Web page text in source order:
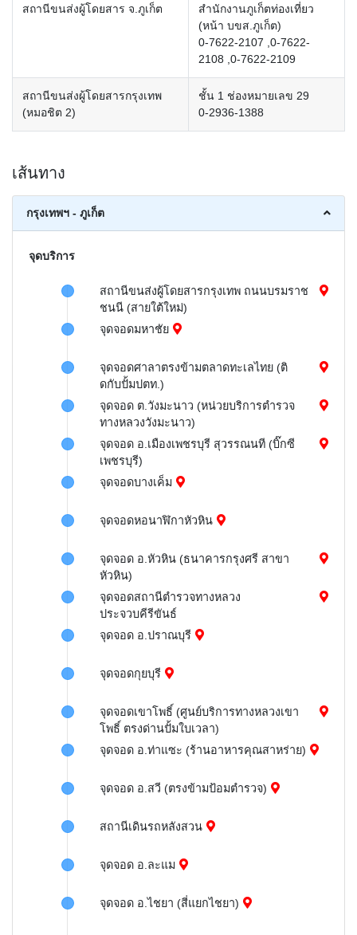
สถานีขนส่งผู้โดยสาร จ.ภูเก็ต
สำนักงานภูเก็ตท่องเที่ยว
(หน้า บขส.ภูเก็ต)
0-7622-2107 ,0-7622-
2108 ,0-7622-2109
สถานีขนส่งผู้โดยสารกรุงเทพ
(หมอชิต 2)
ชั้น 1 ช่องหมายเลข 29
0-2936-1388
เส้นทาง
กรุงเทพฯ - ภูเก็ต
จุดบริการ
สถานีขนส่งผู้โดยสารกรุงเทพ ถนนบรมราช
ชนนี (สายใต้ใหม่)
จุดจอดมหาชัย
จุดจอดศาลาตรงข้ามตลาดทะเลไทย (ติ
ดกับปั้มปตท.)
จุดจอด ต.วังมะนาว (หน่วยบริการตำรวจ
ทางหลวงวังมะนาว)
จุดจอด อ.เมืองเพชรบุรี สุวรรณนที (บิ๊กซี
เพชรบุรี)
จุดจอดบางเค็ม
จุดจอดหอนาฬิกาหัวหิน
จุดจอด อ.หัวหิน (ธนาคารกรุงศรี สาขา
หัวหิน)
จุดจอดสถานีตำรวจทางหลวง
ประจวบคีรีขันธ์
จุดจอด อ.ปราณบุรี
จุดจอดกุยบุรี
จุดจอดเขาโพธิ์ (ศูนย์บริการทางหลวงเขา
โพธิ์ ตรงด่านปั้มใบเวลา)
จุดจอด อ.ท่าแซะ (ร้านอาหารคุณสาหร่าย)
จุดจอด อ.สวี (ตรงข้ามป้อมตำรวจ)
สถานีเดินรถหลังสวน
จุดจอด อ.ละแม
จุดจอด อ.ไชยา (สี่แยกไชยา)